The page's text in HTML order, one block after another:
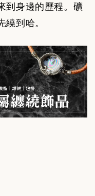
到身邊的歷程。礦
到哈。